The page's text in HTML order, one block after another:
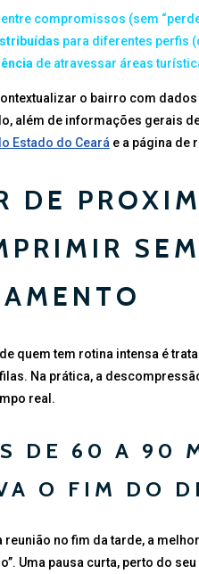
entre compromissos (sem
para diferentes perfis
de atravessar áreas
o bairro com
além de informações gerais
Estado do Ceará e a página de
DE
quem tem rotina intensa é
Na prática, a
real.
DE 60 A 90
O FIM DO
reunião no fim da tarde, a
Uma pausa curta, perto do